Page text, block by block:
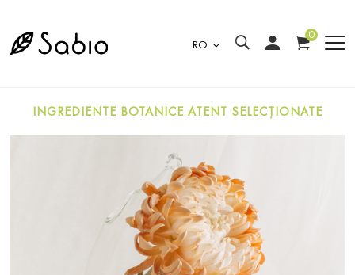
RO
0
INGREDIENTE BOTANICE ATENT SELECȚIONATE